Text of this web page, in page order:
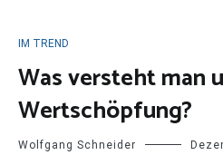
IM TREND
Was versteht man
Wertschöpfung?
Wolfgang Schneider